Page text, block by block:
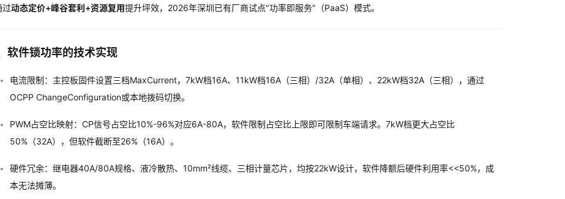
过动态定价+峰谷套利+资源复用提升坪效，2026年深圳已有厂商试点"功率即服务"（PaaS）模式。
软件锁功率的技术实现
电流限制：主控板固件设置三档MaxCurrent，7kW档16A、11kW档16A（三相）/32A（单相）、22kW档32A（三相），通过
OCPP ChangeConfiguration或本地拨码切换。
PWM占空比映射：CP信号占空比10%-96%对应6A-80A，软件限制占空比上限即可限制车端请求。7kW档更大占空比
50%（32A），但软件截断至26%（16A）。
硬件冗余：继电器40A/80A规格、液冷散热、10mm²线缆、三相计量芯片，均按22kW设计，软件降额后硬件利用率<<50%，成
本无法摊薄。